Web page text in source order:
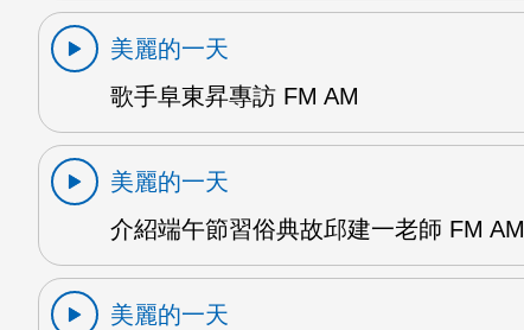
美麗的一天
歌手阜東昇專訪 FM AM
美麗的一天
介紹端午節習俗典故邱建一老師 FM AM
美麗的一天